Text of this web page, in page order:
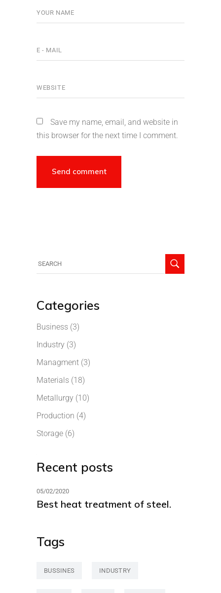
Save my name, email, and website in
this browser for the next time I comment.
Categories
Business (3)
Industry (3)
Managment (3)
Materials (18)
Metallurgy (10)
Production (4)
Storage (6)
Recent posts
05/02/2020
Best heat treatment of steel.
Tags
BUSSINES INDUSTRY